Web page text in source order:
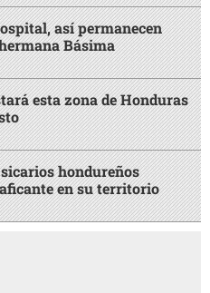
así permanecen
Básima
esta zona de Honduras
hondureños
en su territorio